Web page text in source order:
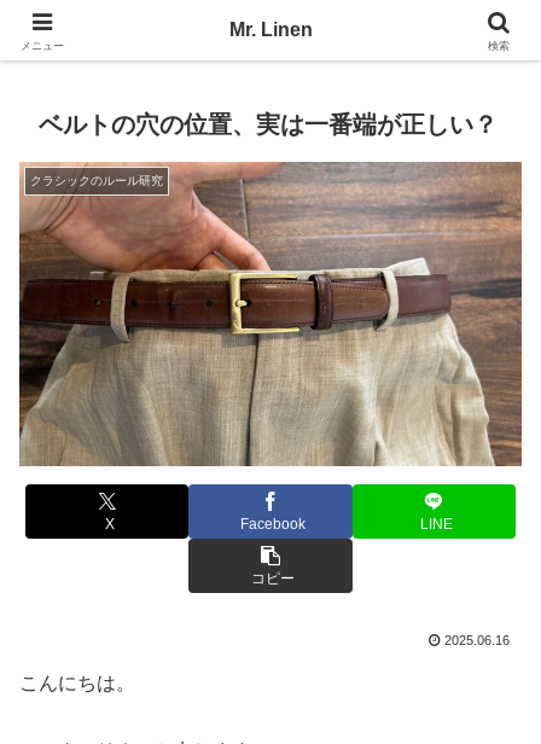
No Linen, No Life
ベルトの穴の位置、実は一番端が正しい？
クラシックのルール研究
X Facebook LINE
コピー
2025.06.16
こんにちは。
メニュー
Mr. Linen
検索